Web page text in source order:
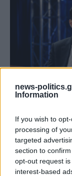
news-
Information
If you wish to
processing of
targeted
section to
opt-out request
interest-based
Γιάννης
τουρισμός
χρειάζονται